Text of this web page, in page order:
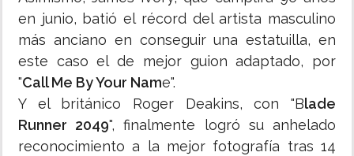
en junio, batió el récord del artista masculino
más anciano en conseguir una estatuilla, en
este caso el de mejor guion adaptado, por
"Call Me By Your Name".
Y el británico Roger Deakins, con "Blade
Runner 2049", finalmente logró su anhelado
reconocimiento a la mejor fotografía tras 14